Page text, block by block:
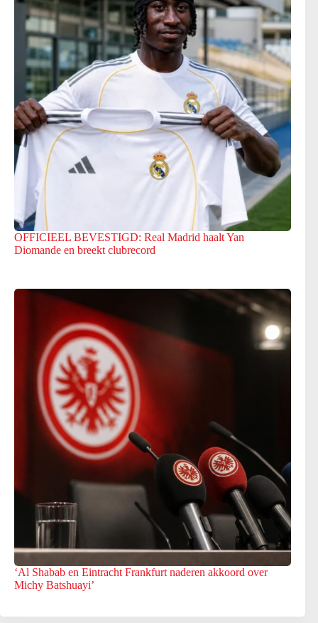
OFFICIEEL BEVESTIGD: Real Madrid haalt Yan
Diomande en breekt clubrecord
‘Al Shabab en Eintracht Frankfurt naderen akkoord over
Michy Batshuayi’